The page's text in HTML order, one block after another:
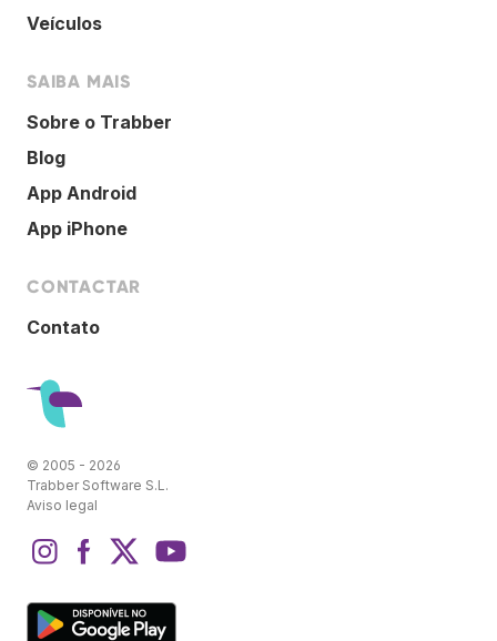
Veículos
SAIBA MAIS
Sobre o Trabber
Blog
App Android
App iPhone
CONTACTAR
Contato
© 2005 - 2026
Trabber Software S.L.
Aviso legal